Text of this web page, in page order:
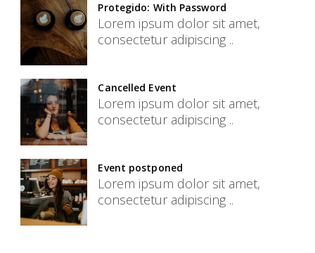
Protegido: With Password
Lorem ipsum dolor sit amet,
consectetur adipiscing ..
Cancelled Event
Lorem ipsum dolor sit amet,
consectetur adipiscing ..
Event postponed
Lorem ipsum dolor sit amet,
consectetur adipiscing ..